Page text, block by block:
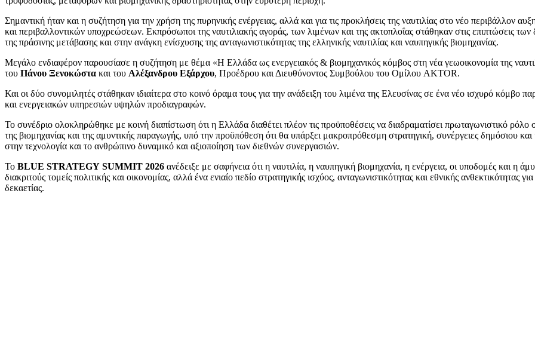
Σημαντική ήταν και η συζήτηση για την χρήση της πυρηνικής ενέργειας, αλλά και για τις προκλήσεις της ναυτιλίας στο νέο περιβάλλον
και περιβαλλοντικών υποχρεώσεων. Εκπρόσωποι της ναυτιλιακής αγοράς, των λιμένων και της ακτοπλοΐας στάθηκαν στις επιπτώσεις
της πράσινης μετάβασης και στην ανάγκη ενίσχυσης της ανταγωνιστικότητας της ελληνικής ναυτιλίας και ναυπηγικής βιομηχανίας.
Μεγάλο ενδιαφέρον παρουσίασε η συζήτηση με θέμα «Η Ελλάδα ως ενεργειακός & βιομηχανικός κόμβος στη νέα γεωοικονομία της
του Πάνου Ξενοκώστα και του Αλέξανδρου Εξάρχου, Προέδρου και Διευθύνοντος Συμβούλου του Ομίλου AKTOR.
Και οι δύο συνομιλητές στάθηκαν ιδιαίτερα στο κοινό όραμα τους για την ανάδειξη του λιμένα της Ελευσίνας σε ένα νέο ισχυρό κόμβο
και ενεργειακών υπηρεσιών υψηλών προδιαγραφών.
Το συνέδριο ολοκληρώθηκε με κοινή διαπίστωση ότι η Ελλάδα διαθέτει πλέον τις προϋποθέσεις να διαδραματίσει πρωταγωνιστικό ρόλο
της βιομηχανίας και της αμυντικής παραγωγής, υπό την προϋπόθεση ότι θα υπάρξει μακροπρόθεσμη στρατηγική, συνέργειες δημόσιου
στην τεχνολογία και το ανθρώπινο δυναμικό και αξιοποίηση των διεθνών συνεργασιών.
Το BLUE STRATEGY SUMMIT 2026 ανέδειξε με σαφήνεια ότι η ναυτιλία, η ναυπηγική βιομηχανία, η ενέργεια, οι υποδομές και η
διακριτούς τομείς πολιτικής και οικονομίας, αλλά ένα ενιαίο πεδίο στρατηγικής ισχύος, ανταγωνιστικότητας και εθνικής ανθεκτικότητας
δεκαετίας.